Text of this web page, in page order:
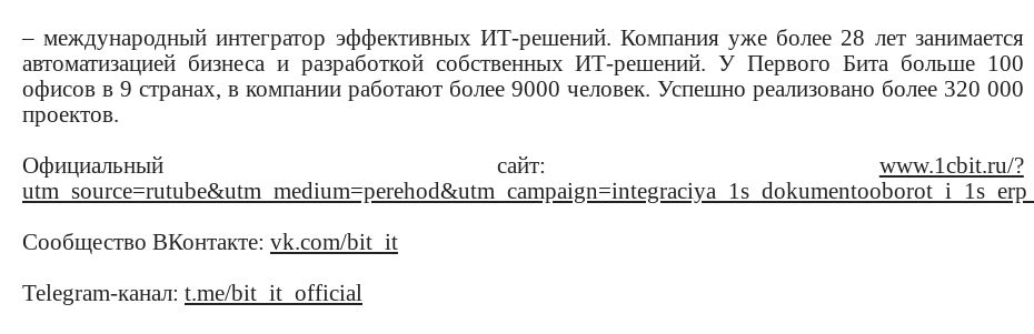
– международный интегратор эффективных ИТ-решений. Компания уже более 28 лет занимается
автоматизацией бизнеса и разработкой собственных ИТ-решений. У Первого Бита больше 100
офисов в 9 странах, в компании работают более 9000 человек. Успешно реализовано более 320 000
проектов.
Официальный сайт: www.1cbit.ru/?
Сообщество ВКонтакте: vk.com/bit_it
Telegram-канал: t.me/bit_it_official